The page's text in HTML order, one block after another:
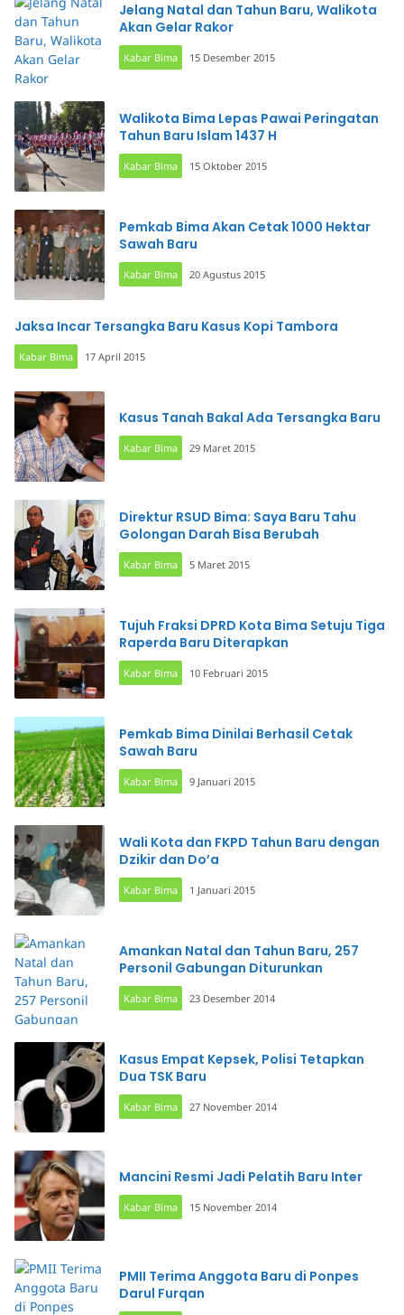
Jelang Natal dan Tahun Baru, Walikota
Akan Gelar Rakor
Kabar Bima 15 Desember 2015
Walikota Bima Lepas Pawai Peringatan
Tahun Baru Islam 1437 H
Kabar Bima 15 Oktober 2015
Pemkab Bima Akan Cetak 1000 Hektar
Sawah Baru
Kabar Bima 20 Agustus 2015
Jaksa Incar Tersangka Baru Kasus Kopi Tambora
Kabar Bima 17 April 2015
Kasus Tanah Bakal Ada Tersangka Baru
Kabar Bima 29 Maret 2015
Direktur RSUD Bima: Saya Baru Tahu
Golongan Darah Bisa Berubah
Kabar Bima 5 Maret 2015
Tujuh Fraksi DPRD Kota Bima Setuju Tiga
Raperda Baru Diterapkan
Kabar Bima 10 Februari 2015
Pemkab Bima Dinilai Berhasil Cetak
Sawah Baru
Kabar Bima 9 Januari 2015
Wali Kota dan FKPD Tahun Baru dengan
Dzikir dan Do’a
Kabar Bima 1 Januari 2015
Amankan Natal dan Tahun Baru, 257
Personil Gabungan Diturunkan
Kabar Bima 23 Desember 2014
Kasus Empat Kepsek, Polisi Tetapkan
Dua TSK Baru
Kabar Bima 27 November 2014
Mancini Resmi Jadi Pelatih Baru Inter
Kabar Bima 15 November 2014
PMII Terima Anggota Baru di Ponpes
Darul Furqan